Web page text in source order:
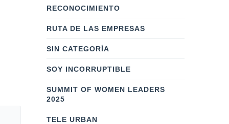
es fundamental para fortalecer la
industria de la comunicación, el
LEER MÁS
RECONOCIMIENTO
RUTA DE LAS EMPRESAS
SIN CATEGORÍA
SOY INCORRUPTIBLE
SUMMIT OF WOMEN LEADERS
2025
TELE URBAN